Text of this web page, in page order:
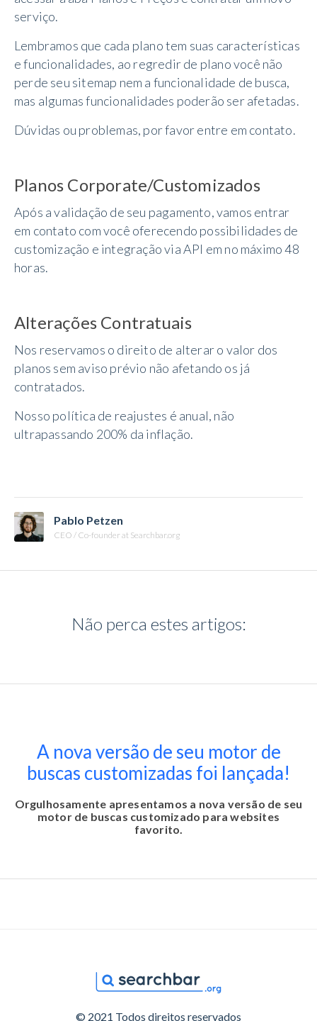
serviço.
Lembramos que cada plano tem suas características
e funcionalidades, ao regredir de plano você não
perde seu sitemap nem a funcionalidade de busca,
mas algumas funcionalidades poderão ser afetadas.
Dúvidas ou problemas, por favor entre em contato.
Planos Corporate/Customizados
Após a validação de seu pagamento, vamos entrar
em contato com você oferecendo possibilidades de
customização e integração via API em no máximo 48
horas.
Alterações Contratuais
Nos reservamos o direito de alterar o valor dos
planos sem aviso prévio não afetando os já
contratados.
Nosso política de reajustes é anual, não
ultrapassando 200% da inflação.
Pablo Petzen
CEO / Co-founder at Searchbar.org
Não perca estes artigos:
A nova versão de seu motor de
buscas customizadas foi lançada!
Orgulhosamente apresentamos a nova versão de seu
motor de buscas customizado para websites
favorito.
© 2021 Todos direitos reservados